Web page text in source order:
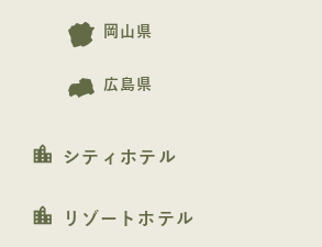
岡山県
広島県
location_city シティホテル
location_city リゾートホテル